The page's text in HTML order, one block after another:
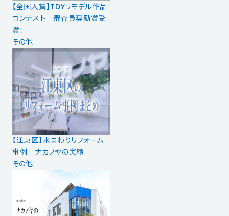
【全国入賞】TDYリモデル作品
コンテスト 審査員奨励賞受
賞！
その他
【江東区】水まわりリフォーム
事例｜ナカノヤの実績
その他